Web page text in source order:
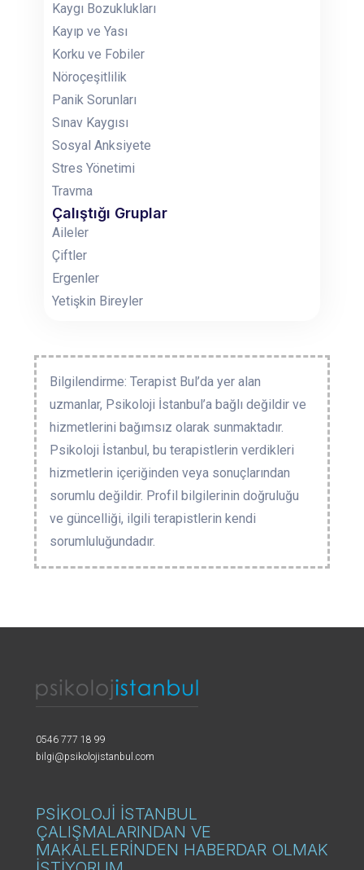
Kaygı Bozuklukları
Kayıp ve Yası
Korku ve Fobiler
Nöroçeşitlilik
Panik Sorunları
Sınav Kaygısı
Sosyal Anksiyete
Stres Yönetimi
Travma
Çalıştığı Gruplar
Aileler
Çiftler
Ergenler
Yetişkin Bireyler
Bilgilendirme: Terapist Bul’da yer alan
uzmanlar, Psikoloji İstanbul’a bağlı değildir ve
hizmetlerini bağımsız olarak sunmaktadır.
Psikoloji İstanbul, bu terapistlerin verdikleri
hizmetlerin içeriğinden veya sonuçlarından
sorumlu değildir. Profil bilgilerinin doğruluğu
ve güncelliği, ilgili terapistlerin kendi
sorumluluğundadır.
0546 777 18 99
bilgi@psikolojistanbul.com
PSİKOLOJİ İSTANBUL
ÇALIŞMALARINDAN VE
MAKALELERİNDEN HABERDAR OLMAK